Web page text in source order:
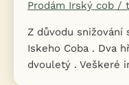
Prodám Irský cob /
Z důvodu
Iskeho Coba . Dva
dvouletý . Veškeré